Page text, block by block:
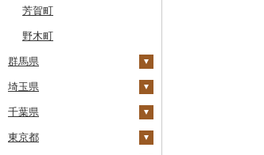
奥尻町
網走市
浦河町
広尾町
中札内村
滝川市
外ヶ浜町
つがる市
弘前市
鰺ヶ沢町
むつ市
田舎館村
北上市
平泉町
洋野町
大船渡市
山田町
大槌町
女川町
気仙沼市
美里町
松島町
大和町
大郷町
鹿角市
大仙市
八郎潟町
戸沢村
舟形町
最上町
真室川町
寒河江市
西川町
三春町
本宮市
柳津町
鮫川村
福島市
新地町
笠間市
行方市
結城市
城里町
水戸市
鉾田市
芳賀町
野木町
群馬県
榛東村
下仁田町
玉村町
埼玉県
春日部市
蕨市
千葉県
勝浦市
東京都